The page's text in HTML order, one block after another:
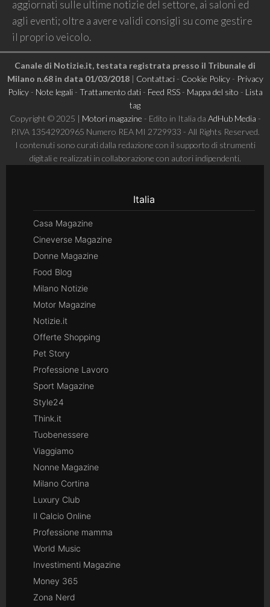
aggiornati sulle ultime notizie del settore, ai saloni ed
agli eventi; oltre a avere validi consigli su come gestire
il proprio veicolo.
Canale di Notizie.it, testata registrata presso il Tribunale di
Milano n.68 in data 01/03/2018| Contattaci- Cookie Policy- Privacy
Policy- Note legali- Trattamento dati- Feed RSS- Mappa del sito - Lista
tag
Copyright © 2025 | Motori magazine - Edito in Italia da AdHub Media -
P.IVA 13542920965 Numero REA MI 2729933 - All Rights Reserved.
I contenuti sono curati dalla redazione con il supporto di strumenti
digitali e realizzati in collaborazione con autori indipendenti.
Italia
Casa Magazine
Cineverse Magazine
Donne Magazine
Food Blog
Milano Notizie
Motor Magazine
Notizie.it
Offerte Shopping
Pet Story
Professione Lavoro
Sport Magazine
Style24
Think.it
Tuobenessere
Viaggiamo
Nonne Magazine
Milano Cortina
Luxury Club
Il Calcio Online
Professione mamma
World Music
Investimenti Magazine
Money 365
Zona Nerd